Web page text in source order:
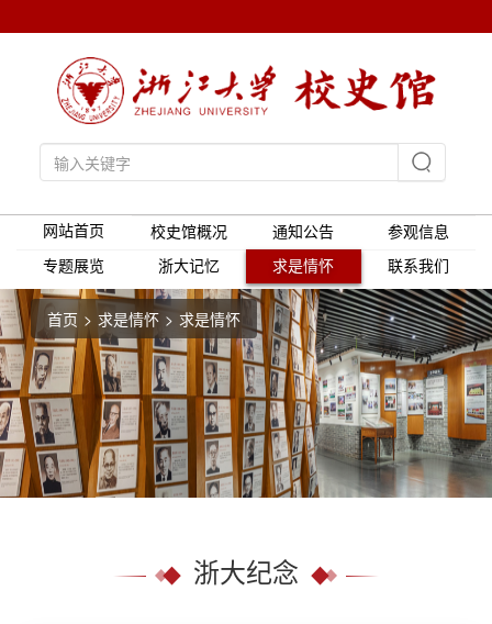
网站首页 校史馆概况 通知公告 参观信息
专题展览 浙大记忆 求是情怀 联系我们
首页 求是情怀 求是情怀
浙大纪念